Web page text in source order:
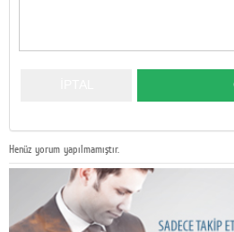
Henüz yorum yapılmamıştır.